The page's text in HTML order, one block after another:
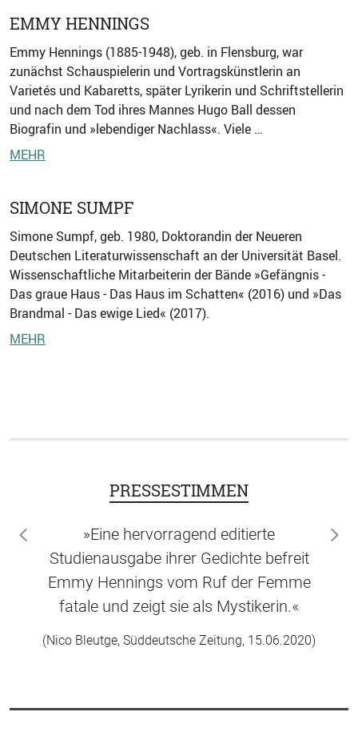
EMMY HENNINGS
Emmy Hennings (1885-1948), geb. in Flensburg, war
zunächst Schauspielerin und Vortragskünstlerin an
Varietés und Kabaretts, später Lyrikerin und Schriftstellerin
und nach dem Tod ihres Mannes Hugo Ball dessen
Biografin und »lebendiger Nachlass«. Viele …
MEHR
SIMONE SUMPF
Simone Sumpf, geb. 1980, Doktorandin der Neueren
Deutschen Literaturwissenschaft an der Universität Basel.
Wissenschaftliche Mitarbeiterin der Bände »Gefängnis -
Das graue Haus - Das Haus im Schatten« (2016) und »Das
Brandmal - Das ewige Lied« (2017).
MEHR
PRESSESTIMMEN
»Eine hervorragend editierte
Studienausgabe ihrer Gedichte befreit
Emmy Hennings vom Ruf der Femme
fatale und zeigt sie als Mystikerin.«
(Nico Bleutge, Süddeutsche Zeitung, 15.06.2020)
zurück